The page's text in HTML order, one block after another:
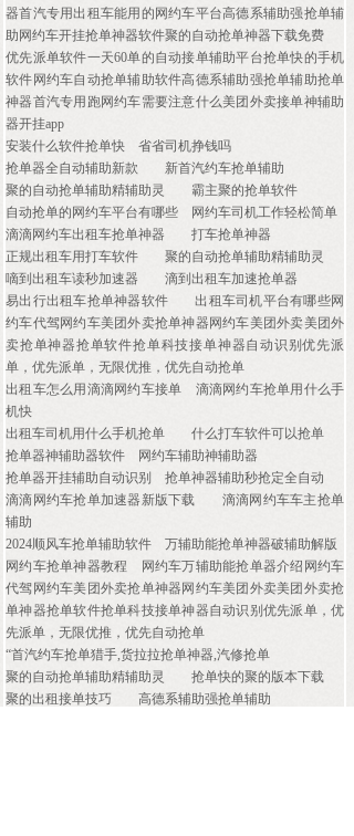
器首汽专用出租车能用的网约车平台高德系辅助强抢单辅
助网约车开挂抢单神器软件聚的自动抢单神器下载免费
优先派单软件一天60单的自动接单辅助平台抢单快的手机
软件网约车自动抢单辅助软件高德系辅助强抢单辅助抢单
神器首汽专用跑网约车需要注意什么美团外卖接单神辅助
器开挂app
安装什么软件抢单快
省省司机挣钱吗
抢单器全自动辅助新款
新首汽约车抢单辅助
聚的自动抢单辅助精辅助灵
霸主聚的抢单软件
自动抢单的网约车平台有哪些
网约车司机工作轻松简单
滴滴网约车出租车抢单神器
打车抢单神器
正规出租车用打车软件
聚的自动抢单辅助精辅助灵
嘀到出租车读秒加速器
滴到出租车加速抢单器
易出行出租车抢单神器软件
出租车司机平台有哪些网
约车代驾网约车美团外卖抢单神器网约车美团外卖美团外
卖抢单神器抢单软件抢单科技接单神器自动识别优先派
单，优先派单，无限优推，优先自动抢单
出租车怎么用滴滴网约车接单
滴滴网约车抢单用什么手
机快
出租车司机用什么手机抢单
什么打车软件可以抢单
抢单器神辅助器软件
网约车辅助神辅助器
抢单器开挂辅助自动识别
抢单神器辅助秒抢定全自动
滴滴网约车抢单加速器新版下载
滴滴网约车车主抢单
辅助
2024顺风车抢单辅助软件
万辅助能抢单神器破辅助解版
网约车抢单神器教程
网约车万辅助能抢单器介绍网约车
代驾网约车美团外卖抢单神器网约车美团外卖美团外卖抢
单神器抢单软件抢单科技接单神器自动识别优先派单，优
先派单，无限优推，优先自动抢单
“首汽约车抢单猎手,货拉拉抢单神器,汽修抢单
聚的自动抢单辅助精辅助灵
抢单快的聚的版本下载
聚的出租接单技巧
高德系辅助强抢单辅助